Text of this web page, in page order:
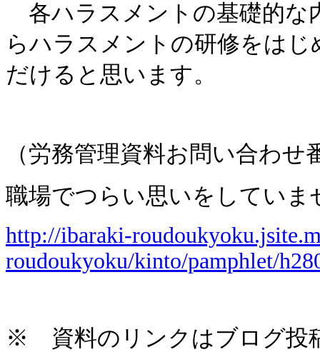
各ハラスメントの基礎的な
らハラスメントの研修をは
だけると思います。
（労務管理資料お問い合わ
職場でつらい思いをしていま
http://ibaraki-
roudoukyoku/kinto/pamphlet/
※ 資料のリンクはブログ投